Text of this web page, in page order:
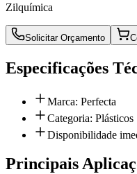
Zilquímica
Solicitar Orçamento
Especificações
Marca: Perfecta
Categoria: Plásticos
Disponibilidade
Principais